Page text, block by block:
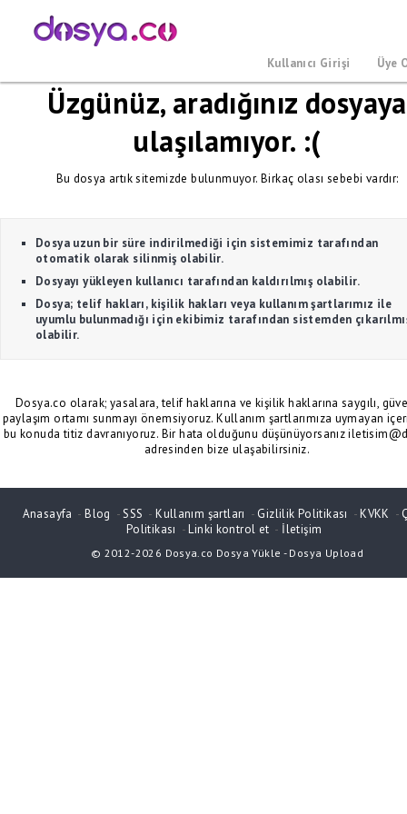
Kullanıcı Girişi Üye
Üzgünüz, aradığınız dosyaya
ulaşılamıyor. :(
Bu dosya artık sitemizde bulunmuyor. Birkaç olası sebebi vardır:
Dosya uzun bir süre indirilmediği için sistemimiz tarafından
otomatik olarak silinmiş olabilir.
Dosyayı yükleyen kullanıcı tarafından kaldırılmış olabilir.
Dosya; telif hakları, kişilik hakları veya kullanım şartlarımız ile
uyumlu bulunmadığı için ekibimiz tarafından sistemden
olabilir.
Dosya.co olarak; yasalara, telif haklarına ve kişilik haklarına saygılı,
paylaşım ortamı sunmayı önemsiyoruz. Kullanım şartlarımıza uymayan
bu konuda titiz davranıyoruz. Bir hata olduğunu düşünüyorsanız
adresinden bize ulaşabilirsiniz.
Anasayfa -Blog -SSS -Kullanım şartları - Gizlilik Politikası -KVKK -
Politikası -Linki kontrol et - İletişim
© 2012-2026 Dosya.co Dosya Yükle - Dosya Upload